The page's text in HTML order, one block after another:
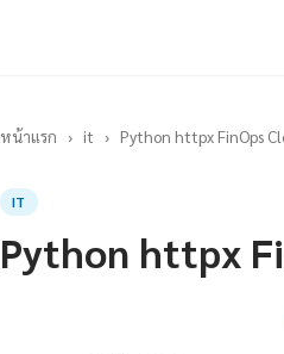
หน้าแรก › it › Python httpx FinOps
IT
Python httpx